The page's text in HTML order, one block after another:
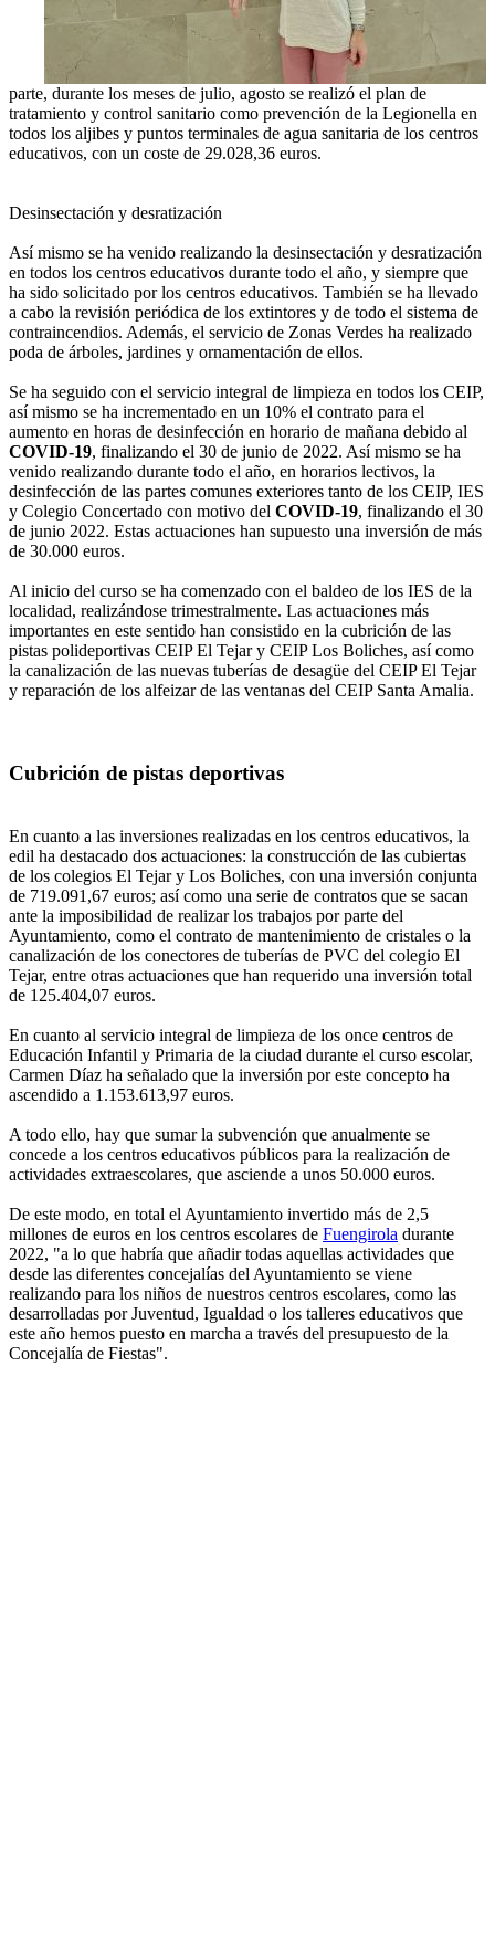
parte, durante los meses de julio, agosto se realizó el plan de
tratamiento y control sanitario como prevención de la Legionella en
todos los aljibes y puntos terminales de agua sanitaria de los centros
educativos, con un coste de 29.028,36 euros.
Desinsectación y desratización
Así mismo se ha venido realizando la desinsectación y desratización
en todos los centros educativos durante todo el año, y siempre que
ha sido solicitado por los centros educativos. También se ha llevado
a cabo la revisión periódica de los extintores y de todo el sistema de
contraincendios. Además, el servicio de Zonas Verdes ha realizado
poda de árboles, jardines y ornamentación de ellos.
Se ha seguido con el servicio integral de limpieza en todos los CEIP,
así mismo se ha incrementado en un 10% el contrato para el
aumento en horas de desinfección en horario de mañana debido al
COVID-19, finalizando el 30 de junio de 2022. Así mismo se ha
venido realizando durante todo el año, en horarios lectivos, la
desinfección de las partes comunes exteriores tanto de los CEIP, IES
y Colegio Concertado con motivo del COVID-19, finalizando el 30
de junio 2022. Estas actuaciones han supuesto una inversión de más
de 30.000 euros.
Al inicio del curso se ha comenzado con el baldeo de los IES de la
localidad, realizándose trimestralmente. Las actuaciones más
importantes en este sentido han consistido en la cubrición de las
pistas polideportivas CEIP El Tejar y CEIP Los Boliches, así como
la canalización de las nuevas tuberías de desagüe del CEIP El Tejar
y reparación de los alfeizar de las ventanas del CEIP Santa Amalia.
Cubrición de pistas deportivas
En cuanto a las inversiones realizadas en los centros educativos, la
edil ha destacado dos actuaciones: la construcción de las cubiertas
de los colegios El Tejar y Los Boliches, con una inversión conjunta
de 719.091,67 euros; así como una serie de contratos que se sacan
ante la imposibilidad de realizar los trabajos por parte del
Ayuntamiento, como el contrato de mantenimiento de cristales o la
canalización de los conectores de tuberías de PVC del colegio El
Tejar, entre otras actuaciones que han requerido una inversión total
de 125.404,07 euros.
En cuanto al servicio integral de limpieza de los once centros de
Educación Infantil y Primaria de la ciudad durante el curso escolar,
Carmen Díaz ha señalado que la inversión por este concepto ha
ascendido a 1.153.613,97 euros.
A todo ello, hay que sumar la subvención que anualmente se
concede a los centros educativos públicos para la realización de
actividades extraescolares, que asciende a unos 50.000 euros.
De este modo, en total el Ayuntamiento invertido más de 2,5
millones de euros en los centros escolares de Fuengirola durante
2022, "a lo que habría que añadir todas aquellas actividades que
desde las diferentes concejalías del Ayuntamiento se viene
realizando para los niños de nuestros centros escolares, como las
desarrolladas por Juventud, Igualdad o los talleres educativos que
este año hemos puesto en marcha a través del presupuesto de la
Concejalía de Fiestas".